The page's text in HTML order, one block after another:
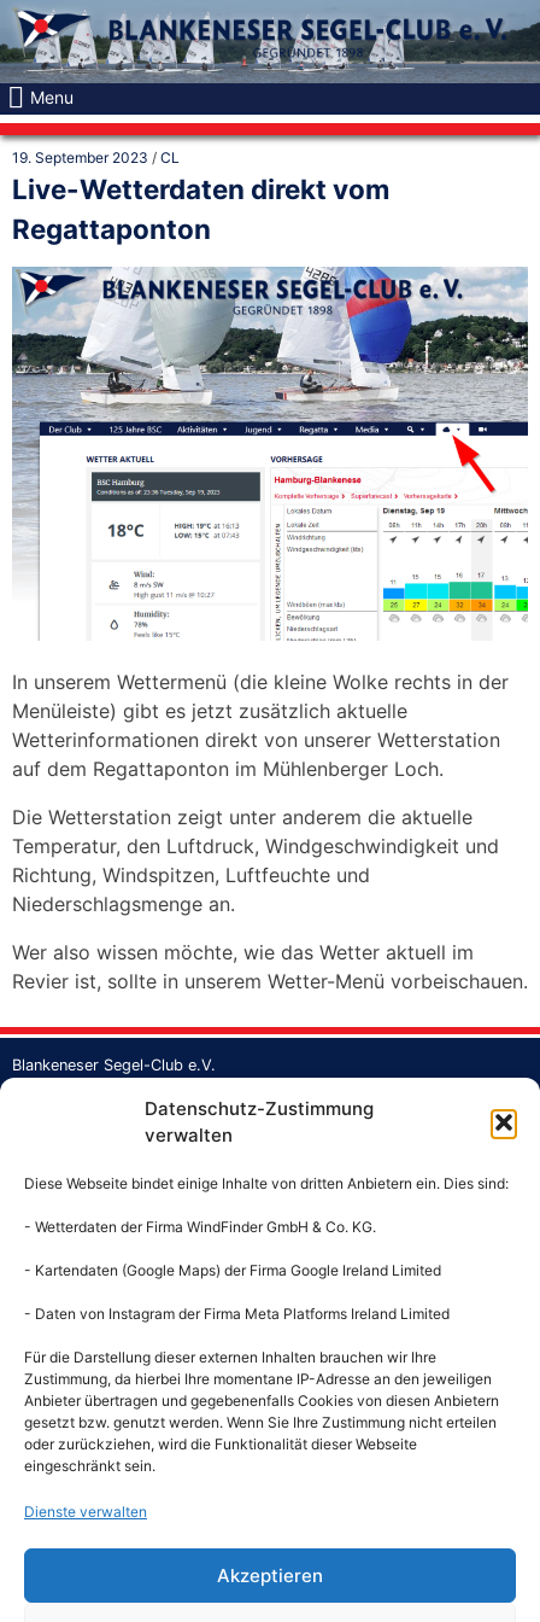
Datenschutz-Zustimmung
verwalten
Diese Webseite bindet einige Inhalte von dritten Anbietern ein. Dies sind:
- Wetterdaten der Firma WindFinder GmbH & Co. KG.
- Kartendaten (Google Maps) der Firma Google Ireland Limited
- Daten von Instagram der Firma Meta Platforms Ireland Limited
Für die Darstellung dieser externen Inhalten brauchen wir Ihre
Zustimmung, da hierbei Ihre momentane IP-Adresse an den jeweiligen
Anbieter übertragen und gegebenenfalls Cookies von diesen Anbietern
gesetzt bzw. genutzt werden. Wenn Sie Ihre Zustimmung nicht erteilen
oder zurückziehen, wird die Funktionalität dieser Webseite
eingeschränkt sein.
Dienste verwalten
Akzeptieren
Skip
to
content
Menu
19. September 2023 / CL
Live-Wetterdaten direkt vom
Regattaponton
In unserem Wettermenü (die kleine Wolke rechts in der
Menüleiste) gibt es jetzt zusätzlich aktuelle
Wetterinformationen direkt von unserer Wetterstation
auf dem Regattaponton im Mühlenberger Loch.
Die Wetterstation zeigt unter anderem die aktuelle
Temperatur, den Luftdruck, Windgeschwindigkeit und
Richtung, Windspitzen, Luftfeuchte und
Niederschlagsmenge an.
Wer also wissen möchte, wie das Wetter aktuell im
Revier ist, sollte in unserem Wetter-Menü vorbeischauen.
Blankeneser Segel-Club e.V.
Jollenhafen Blankenese
Fax: +49 40 860397
Mail:
buero@bsc-hamburg.de
Geschäftsstelle
Mi: 13 – 18 Uhr
Gastronomie
Mo. bis So. von 12 – 22 Uhr
kein Ruhetag
Clubkonto
IBAN: DE14200505501265109379
IBAN: DE92200505501265135135